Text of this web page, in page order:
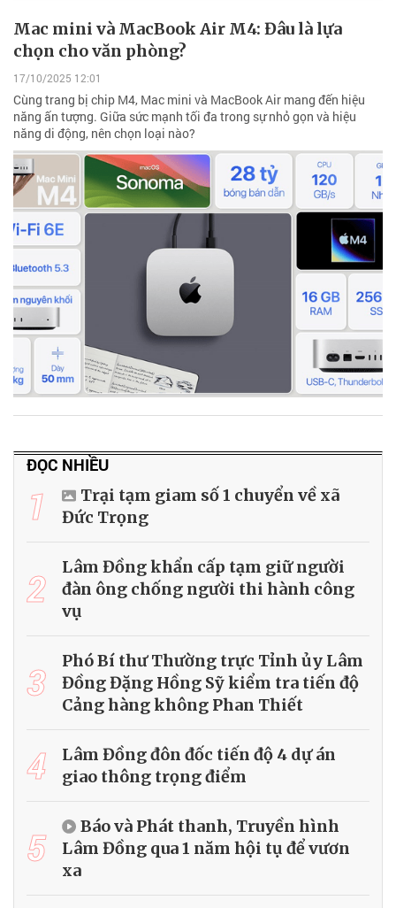
Mac mini và MacBook Air M4: Đâu là lựa
chọn cho văn phòng?
17/10/2025 12:01
Cùng trang bị chip M4, Mac mini và MacBook Air mang đến hiệu
năng ấn tượng. Giữa sức mạnh tối đa trong sự nhỏ gọn và hiệu
năng di động, nên chọn loại nào?
ĐỌC NHIỀU
1
Trại tạm giam số 1 chuyển về xã
Đức Trọng
2
Lâm Đồng khẩn cấp tạm giữ người
đàn ông chống người thi hành công
vụ
3
Phó Bí thư Thường trực Tỉnh ủy Lâm
Đồng Đặng Hồng Sỹ kiểm tra tiến độ
Cảng hàng không Phan Thiết
4
Lâm Đồng đôn đốc tiến độ 4 dự án
giao thông trọng điểm
5
Báo và Phát thanh, Truyền hình
Lâm Đồng qua 1 năm hội tụ để vươn
xa